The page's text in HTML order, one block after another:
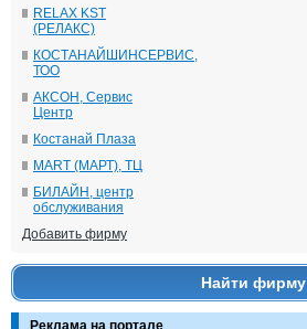
RELAX KST
(РЕЛАКС)
КОСТАНАЙШИНСЕРВИС,
ТОО
АКСОН, Сервис
Центр
Костанай Плаза
MART (МАРТ), ТЦ
БИЛАЙН, центр
обслуживания
Добавить фирму
Найти фирму
Реклама на портале